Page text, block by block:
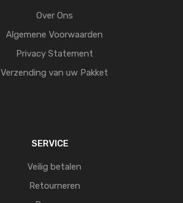
Over Ons
Algemene Voorwaarden
Privacy Statement
Verzending van uw Pakket
SERVICE
Veilig betalen
Retourneren